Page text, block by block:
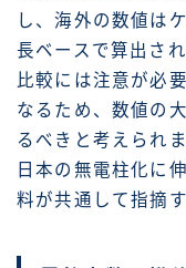
し、海外の数値は
長ベースで算出さ
比較には注意が必
なるため、数値の
るべきと考えられ
日本の無電柱化に
料が共通して指摘